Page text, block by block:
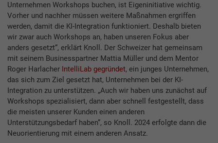
Unternehmen Workshops buchen, ist Eigeninitiative wichtig.
Vorher und nachher müssen weitere Maßnahmen ergriffen
werden, damit die KI-Integration funktioniert. Deshalb bieten
wir zwar auch Workshops an, haben unseren Fokus aber
anders gesetzt“, erklärt Knoll. Der Schweizer hat gemeinsam
mit seinem Businesspartner Mattia Müller und dem Mentor
Roger Harlacher IntelliLab gegründet, ein junges Unternehmen,
das sich zum Ziel gesetzt hat, Unternehmen bei der KI-
Integration zu unterstützen. „Auch wir haben uns zunächst auf
Workshops spezialisiert, dann aber schnell festgestellt, dass
die meisten unserer Kunden einen anderen
Unterstützungsbedarf haben“, so Knoll. 2024 erfolgte dann die
Neuorientierung mit einem anderen Ansatz.